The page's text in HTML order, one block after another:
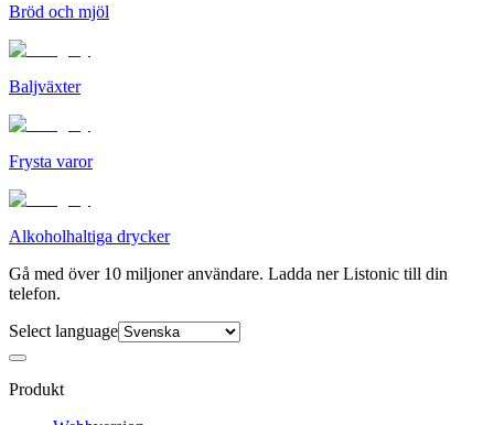
Bröd och mjöl
Baljväxter
Frysta varor
Alkoholhaltiga drycker
Gå med över 10 miljoner användare. Ladda ner Listonic till din
telefon.
Select language
Produkt